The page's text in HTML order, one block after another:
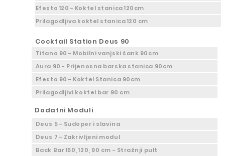
Efesto 120 - Koktel stanica 120cm
Prilagodljiva koktel stanica 120 cm
Cocktail Station Deus 90
Titano 90 - Mobilni vanjski šank 90cm
Aura 90 - Prijenosna barska stanica 90cm
Efesto 90 - Koktel Stanica 90cm
Prilagodljivi koktel bar 90 cm
Dodatni Moduli
Deus 5 - Sudoper i slavina
Deus 7 - Zakrivljeni modul
Back Bar 150, 120, 90 cm - Stražnji pult